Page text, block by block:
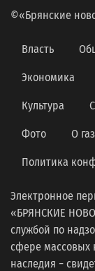
©«Брянские
Власть
Экономика
Культура
Фото О
Политика
Электронное
«БРЯНСКИЕ
службой по
сфере массовых
наследия −